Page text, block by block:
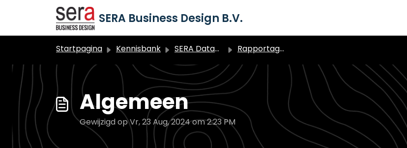
Doorgaan naar hoofdinhoud
SERA Business Design B.V.
Startpagina Kennisbank SERA Dataduiker Statistieken Rapportages
Algemeen
Gewijzigd op Vr, 23 Aug, 2024 om 2:23 PM